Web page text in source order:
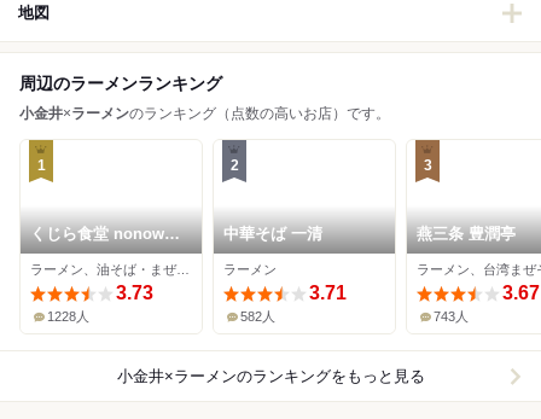
地図
周辺のラーメンランキング
小金井×ラーメンのランキング（点数の高いお店）です。
1
くじら食堂 nonowa
東小金井店
ラーメン、油そば・まぜそば、つけ麺
3.73
1228人
2
中華そば 一清
ラーメン
3.71
582人
3
燕三条 豊潤亭
ラーメン、台湾まぜ
3.67
743人
小金井×ラーメンのランキングをもっと見る